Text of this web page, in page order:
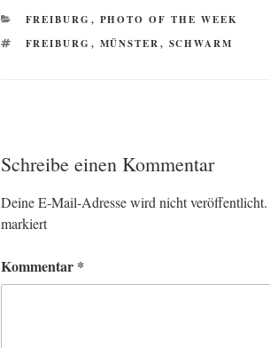
KATEGORIEN
FREIBURG , PHOTO OF THE WEEK
SCHLAGWÖRTER
FREIBURG , MÜNSTER, SCHWARM
Schreibe einen Kommentar
Deine E-Mail-Adresse wird nicht veröffentlicht.
markiert
Kommentar *